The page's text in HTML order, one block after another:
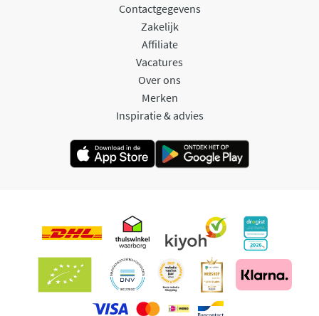
Contactgegevens
Zakelijk
Affiliate
Vacatures
Over ons
Merken
Inspiratie & advies